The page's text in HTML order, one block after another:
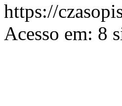
https://
Acesso em: 8